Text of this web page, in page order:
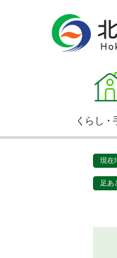
くらし・
現在
足あ